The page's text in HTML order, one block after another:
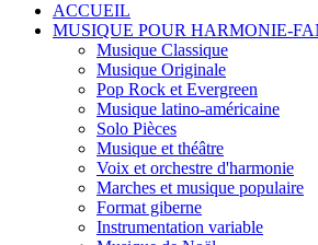
ACCUEIL
MUSIQUE POUR HARMONIE-
Musique Classique
Musique Originale
Pop Rock et Evergreen
Musique latino-américaine
Solo Pièces
Musique et théâtre
Voix et orchestre d'harmonie
Marches et musique populaire
Format giberne
Instrumentation variable